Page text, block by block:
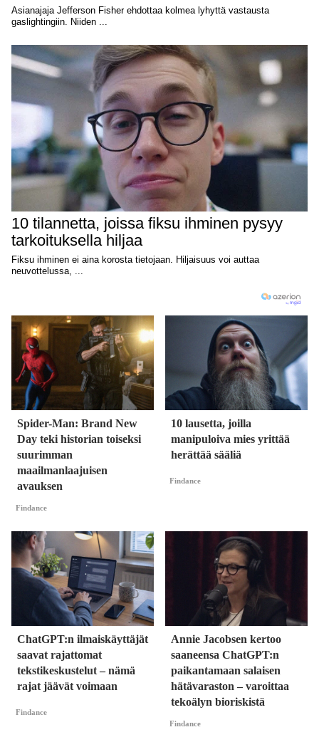
Spider-Man: Brand New
Day teki historian toiseksi
suurimman
maailmanlaajuisen
avauksen
Findance
10 lausetta, joilla
manipuloiva mies yrittää
herättää sääliä
Findance
ChatGPT:n ilmaiskäyttäjät
saavat rajattomat
tekstikeskustelut – nämä
rajat jäävät voimaan
Findance
Annie Jacobsen kertoo
saaneensa ChatGPT:n
paikantamaan salaisen
hätävaraston – varoittaa
tekoälyn bioriskistä
Findance